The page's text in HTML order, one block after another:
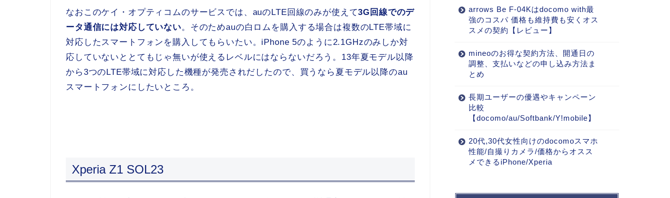
なおこのケイ・オプティコムのサービスでは、auのLTE回線のみが使えて3G回線でのデ
ータ通信には対応していない。そのためauの白ロムを購入する場合は複数のLTE帯域に
対応したスマートフォンを購入してもらいたい。iPhone 5のように2.1GHzのみしか対
応していないととてもじゃ無いが使えるレベルにはならないだろう。13年夏モデル以降
から3つのLTE帯域に対応した機種が発売されだしたので、買うなら夏モデル以降のau
スマートフォンにしたいところ。
Xperia Z1 SOL23
arrows Be F-04Kはdocomo with最
強のコスパ 価格も維持費も安くオス
スメの契約【レビュー】
mineoのお得な契約方法、開通日の
調整、支払いなどの申し込み方法ま
とめ
長期ユーザーの優遇やキャンペーン
比較
【docomo/au/Softbank/Y!mobile】
20代,30代女性向けのdocomoスマホ
性能/自撮りカメラ/価格からオスス
メできるiPhone/Xperia